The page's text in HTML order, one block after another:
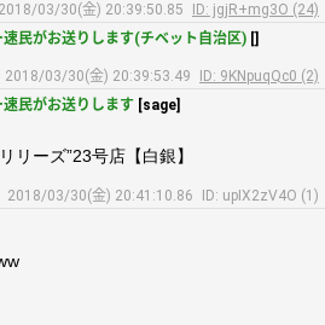
2018/03/30(金) 20:39:50.85
ID: jgjR+mg3O (24)
民がお送りします(チベット自治区) []
2018/03/30(金) 20:39:53.49
ID: 9KNpuqQc0 (2)
民がお送りします [sage]
リーズ”23号店【白銀】
2018/03/30(金) 20:41:10.86
ID: upIX2zV4O (1)